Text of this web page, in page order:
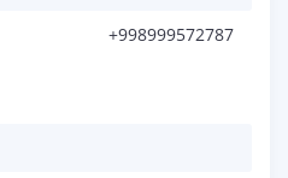
+998999572787